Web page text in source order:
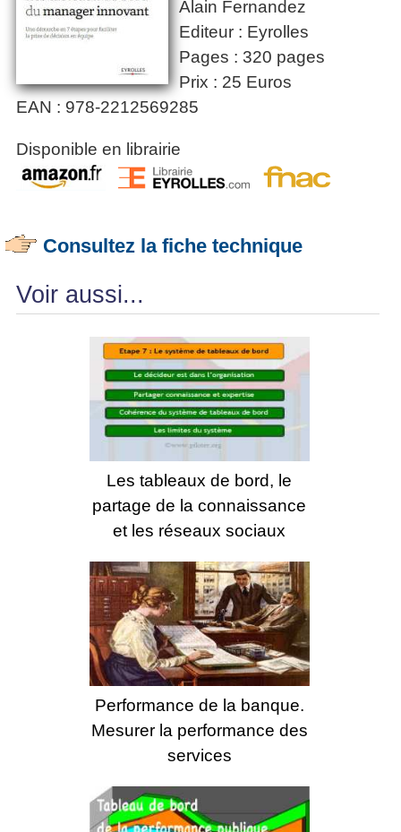
Alain Fernandez
Editeur : Eyrolles
Pages : 320 pages
Prix : 25 Euros
EAN : 978-2212569285
Disponible en librairie
Consultez la fiche technique
Voir aussi...
Les tableaux de bord, le
partage de la connaissance
et les réseaux sociaux
Performance de la banque.
Mesurer la performance des
services